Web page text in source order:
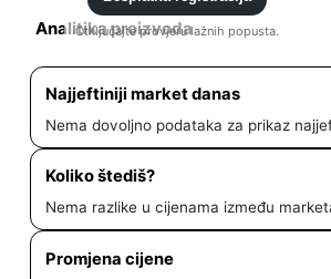
Otključajte provjeru lažnih popusta.
Analitika proizvoda
Najjeftiniji market danas
Nema dovoljno podataka za prikaz
Koliko štediš?
Nema razlike u cijenama između
Promjena cijene